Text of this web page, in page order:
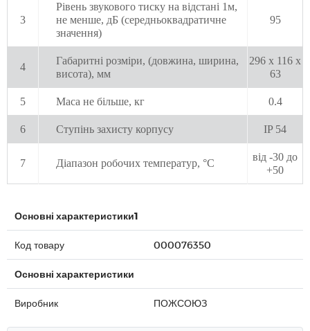
3
Рівень звукового тиску на відстані 1м,
не менше, дБ (середньоквадратичне
значення)
95
4
Габаритні розміри, (довжина, ширина,
висота), мм
296 х 116 х
63
5 Маса не більше, кг 0.4
6 Ступінь захисту корпусу IP 54
7 Діапазон робочих температур, °С
від -30 до
+50
Основні характеристики1
Код товару 000076350
Основні характеристики
Виробник ПОЖСОЮЗ